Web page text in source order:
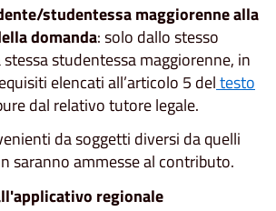
studentessa maggiorenne alla
domanda: solo dallo stesso
studentessa maggiorenne, in
elencati all’articolo 5 deltesto
dal relativo tutore legale.
da soggetti diversi da quelli
saranno ammesse al contributo.
regionale